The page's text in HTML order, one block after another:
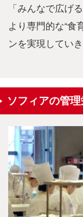
「みんなで広げ
より専門的な“食
ンを実現していき
ソフィアの管